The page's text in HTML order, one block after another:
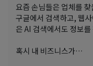
요즘 손님들은 업체를 찾
구글에서 검색하고, 웹
은 AI 검색에서도 정보
혹시 내 비즈니스가…